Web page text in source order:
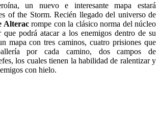
un nuevo e interesante mapa estará
of the Storm. Recién llegado del universo de
Alteracrompe con la clásico norma del núcleo
podrá atacar a los enemigos dentro de su
mapa con tres caminos, cuatro prisiones que
por cada camino, dos campos de
los cuales tienen la habilidad de ralentizar y
con hielo.